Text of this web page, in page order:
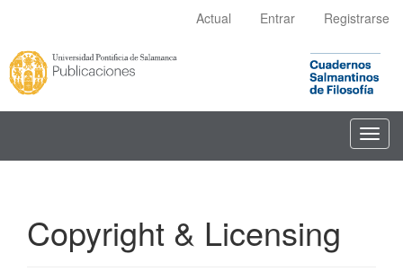
principal
Barra
lateral
Actual Entrar Registrarse
Copyright & Licensing